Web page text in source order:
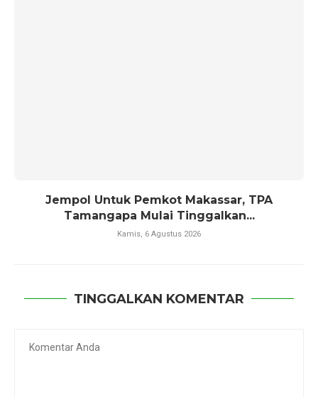
Jempol Untuk Pemkot Makassar, TPA
Tamangapa Mulai Tinggalkan...
Kamis, 6 Agustus 2026
TINGGALKAN KOMENTAR